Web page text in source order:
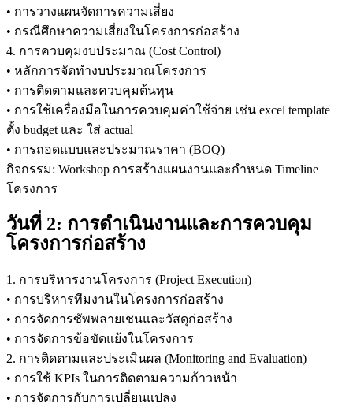
• การวางแผนจัดการความเสี่ยง
• กรณีศึกษาความเสี่ยงในโครงการก่อสร้าง
4. การควบคุมงบประมาณ (Cost Control)
• หลักการจัดทำงบประมาณโครงการ
• การติดตามและควบคุมต้นทุน
• การใช้เครื่องมือในการควบคุมค่าใช้จ่าย เช่น excel template
ตั้ง budget และ ใส่ actual
• การถอดแบบและประมาณราคา (BOQ)
กิจกรรม: Workshop การสร้างแผนงานและกำหนด Timeline
โครงการ
วันที่ 2: การดำเนินงานและการควบคุม
โครงการก่อสร้าง
1. การบริหารงานโครงการ (Project Execution)
• การบริหารทีมงานในโครงการก่อสร้าง
• การจัดการซัพพลายเชนและวัสดุก่อสร้าง
• การจัดการข้อขัดแย้งในโครงการ
2. การติดตามและประเมินผล (Monitoring and Evaluation)
• การใช้ KPIs ในการติดตามความก้าวหน้า
• การจัดการกับการเปลี่ยนแปลง